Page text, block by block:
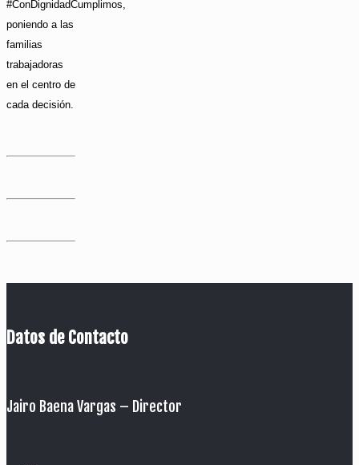
#ConDignidadCumplimos,
poniendo a las
familias
trabajadoras
en el centro de
cada decisión.
Datos de Contacto
Jairo Baena Vargas – Director